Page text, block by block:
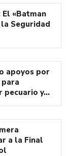
El «Batman
Seguridad
apoyos por
pecuario y…
a la Final